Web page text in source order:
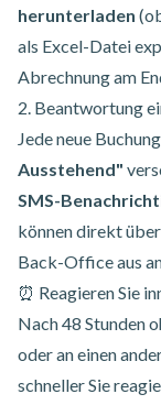
herunterladen
als Excel-Datei
Abrechnung am
2. Beantwortung
Jede neue
Ausstehend"
SMS-
können direkt
Back-Office aus
⏰ Reagieren Sie
Nach 48 Stunden
oder an einen
schneller Sie